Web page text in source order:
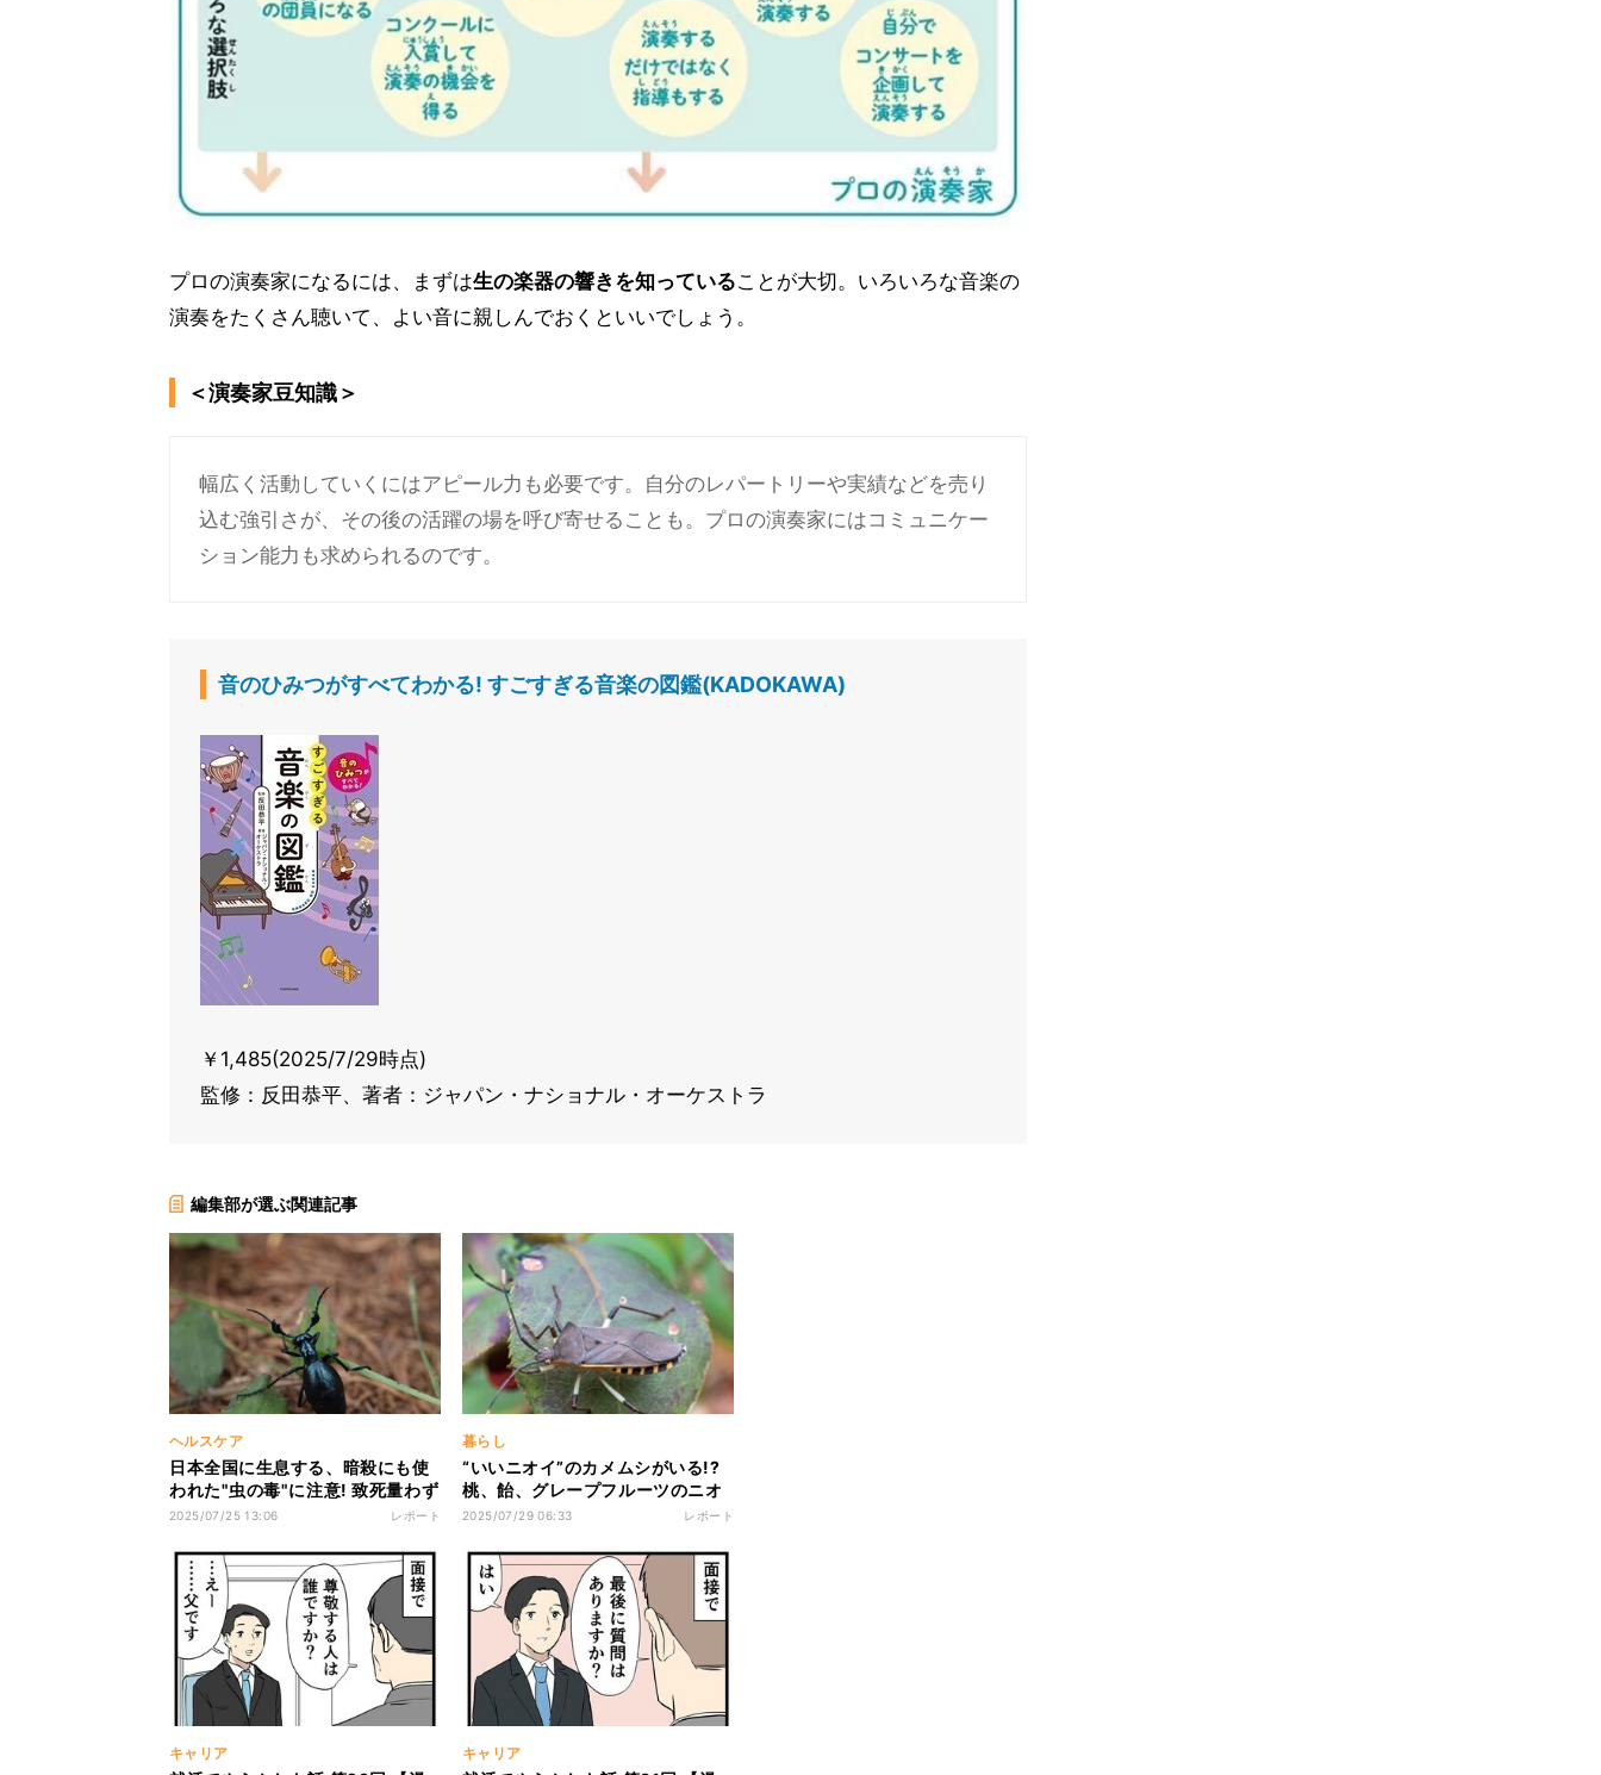
プロの演奏家になるには、まずは生の楽器の響きを知っていることが大切。いろいろな音楽の
演奏をたくさん聴いて、よい音に親しんでおくといいでしょう。
＜演奏家豆知識＞
幅広く活動していくにはアピール力も必要です。自分のレパートリーや実績などを売り
込む強引さが、その後の活躍の場を呼び寄せることも。プロの演奏家にはコミュニケー
ション能力も求められるのです。
音のひみつがすべてわかる! すごすぎる音楽の図鑑(KADOKAWA)
￥1,485(2025/7/29時点)
監修：反田恭平、著者：ジャパン・ナショナル・オーケストラ
編集部が選ぶ関連記事
ヘルスケア
日本全国に生息する、暗殺にも使
われた"虫の毒"に注意! 致死量わず
か30mg…皮膚に触れたら即手洗
2025/07/25 13:06 レポート
暮らし
“いいニオイ”のカメムシがいる!?
桃、飴、グレープフルーツのニオ
イの「身近な昆虫」って?＜すごす
2025/07/29 06:33 レポート
キャリア キャリア